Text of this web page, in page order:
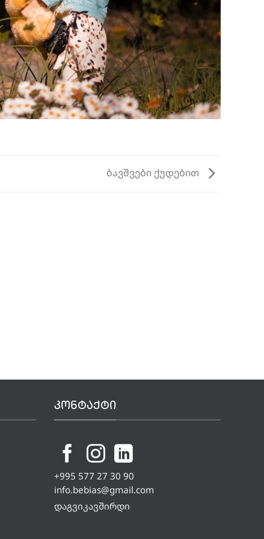
ბავშვები ქუდებით
ᲙᲝᲜᲢᲐᲥᲢᲘ
+995 577 27 30 90
info.bebias@gmail.com
დაგვიკავშირდი